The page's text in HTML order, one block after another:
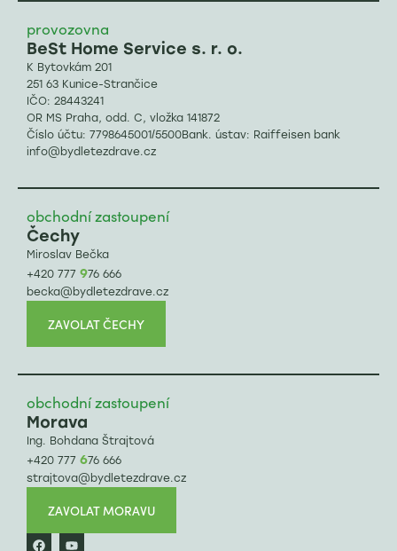
provozovna
BeSt Home Service s. r. o.
K Bytovkám 201
251 63 Kunice-Strančice
IČO: 28443241
OR MS Praha, odd. C, vložka 141872
Číslo účtu: 7798645001/5500Bank. ústav: Raiffeisen bank
info@bydletezdrave.cz
obchodní zastoupení
Čechy
Miroslav Bečka
+420 777976 666
becka@bydletezdrave.cz
ZAVOLAT ČECHY
obchodní zastoupení
Morava
Ing. Bohdana Štrajtová
+420 777676 666
strajtova@bydletezdrave.cz
ZAVOLAT MORAVU